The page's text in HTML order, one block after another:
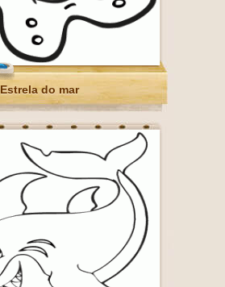
Estrela do mar